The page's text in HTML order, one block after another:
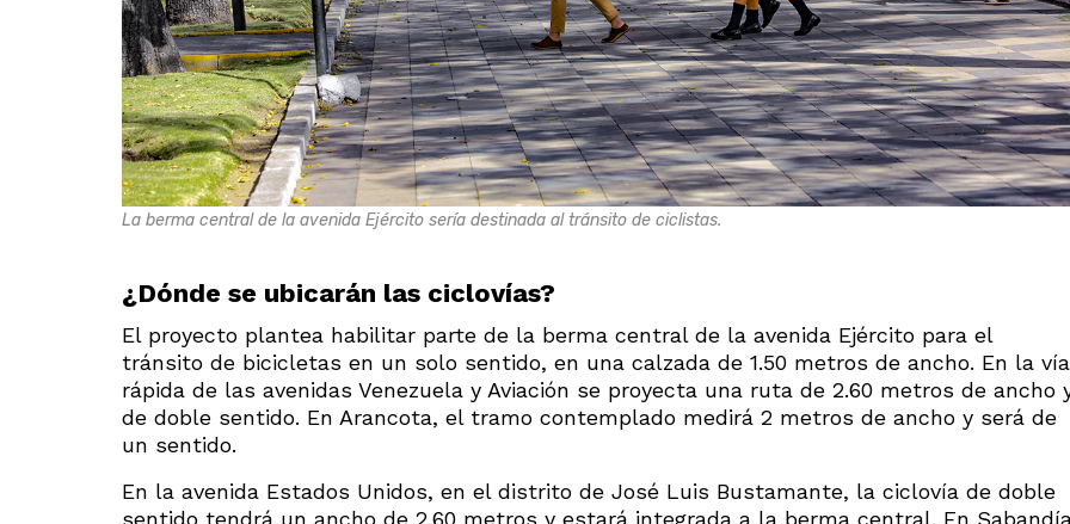
La berma central de la avenida Ejército sería destinada al tránsito de ciclistas.
¿Dónde se ubicarán las ciclovías?
El proyecto plantea habilitar parte de la berma central de la avenida Ejército para el
tránsito de bicicletas en un solo sentido, en una calzada de 1.50 metros de ancho. En la vía
rápida de las avenidas Venezuela y Aviación se proyecta una ruta de 2.60 metros de ancho
de doble sentido. En Arancota, el tramo contemplado medirá 2 metros de ancho y será de
un sentido.
En la avenida Estados Unidos, en el distrito de José Luis Bustamante, la ciclovía de doble
sentido tendrá un ancho de 2.60 metros y estará integrada a la berma central. En